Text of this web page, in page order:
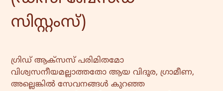
സിസ്റ്റംസ്)
ഗ്രിഡ് ആക്‌സസ് പരിമിതമോ
വിശ്വസനീയമല്ലാത്തതോ ആയ വിദൂര, ഗ്രാമീണ,
അല്ലെങ്കിൽ സേവനങ്ങൾ കുറഞ്ഞ